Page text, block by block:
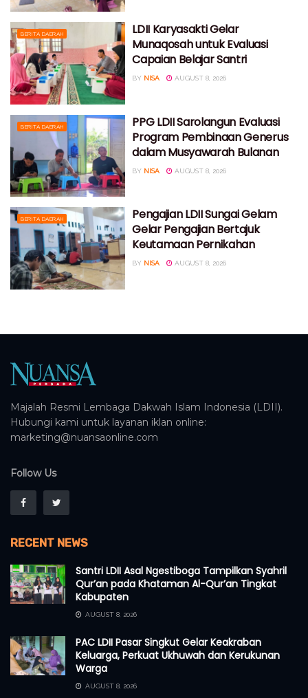
BERITA DAERAH
LDII Karyasakti Gelar
Munaqosah untuk Evaluasi
Capaian Belajar Santri
BY NISA AUGUST 8, 2026
BERITA DAERAH
PPG LDII Sarolangun Evaluasi
Program Pembinaan Generus
dalam Musyawarah Bulanan
BY NISA AUGUST 8, 2026
BERITA DAERAH
Pengajian LDII Sungai Gelam
Gelar Pengajian Bertajuk
Keutamaan Pernikahan
BY NISA AUGUST 8, 2026
Majalah Resmi Lembaga Dakwah Islam Indonesia (LDII).
Hubungi kami untuk layanan iklan online:
marketing@nuansaonline.com
Follow Us
RECENT NEWS
Santri LDII Asal Ngestiboga Tampilkan Syahril
Qur’an pada Khataman Al-Qur’an Tingkat
Kabupaten
AUGUST 8, 2026
PAC LDII Pasar Singkut Gelar Keakraban
Keluarga, Perkuat Ukhuwah dan Kerukunan
Warga
AUGUST 8, 2026